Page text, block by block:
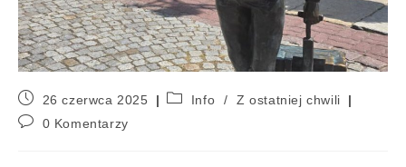
26 czerwca 2025 Info /
Z ostatniej chwili
0 Komentarzy